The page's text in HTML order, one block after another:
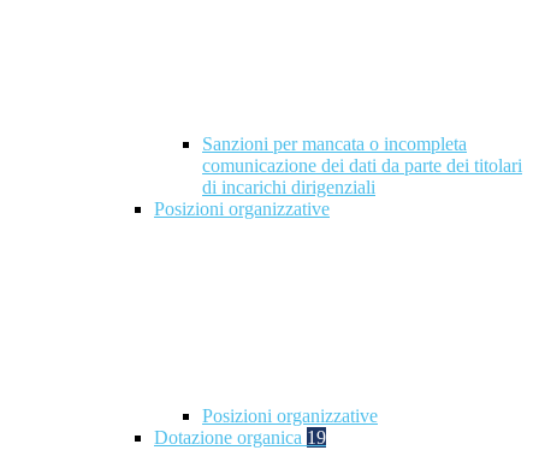
Sanzioni per mancata o incompleta
comunicazione dei dati da parte dei titolari
di incarichi dirigenziali
Posizioni organizzative
Posizioni organizzative
Dotazione organica 19